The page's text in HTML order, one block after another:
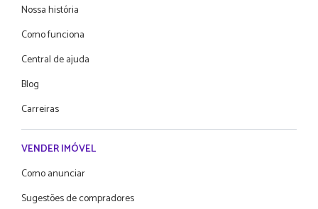
Nossa história
Como funciona
Central de ajuda
Blog
Carreiras
VENDER IMÓVEL
Como anunciar
Sugestões de compradores